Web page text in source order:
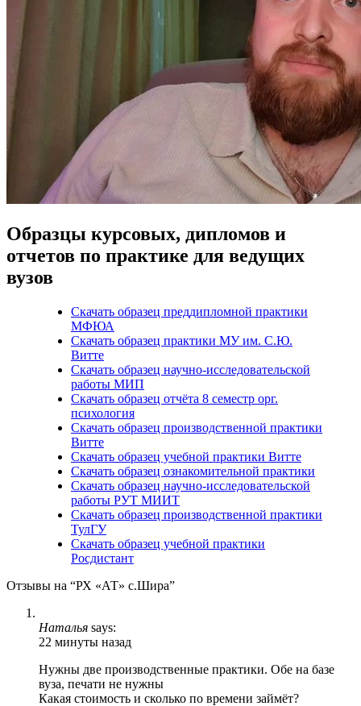
Образцы курсовых, дипломов и
отчетов по практике для ведущих
вузов
Скачать образец преддипломной практики
МФЮА
Скачать образец практики МУ им. С.Ю.
Витте
Скачать образец научно-исследовательской
работы МИП
Скачать образец отчёта 8 семестр орг.
психология
Скачать образец производственной практики
Витте
Скачать образец учебной практики Витте
Скачать образец ознакомительной практики
Скачать образец научно-исследовательской
работы РУТ МИИТ
Скачать образец производственной практики
ТулГУ
Скачать образец учебной практики
Росдистант
Отзывы на “РХ «АТ» с.Шира”
Наталья says:
22 минуты назад
Нужны две производственные практики. Обе на базе
вуза, печати не нужны
Какая стоимость и сколько по времени займёт?